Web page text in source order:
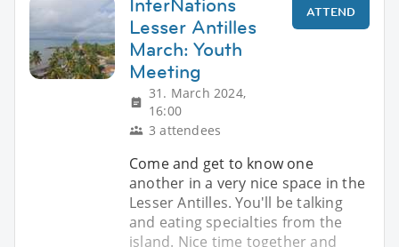
Lesser Antilles
March: Youth
Meeting
31. March 2024,
16:00
3 attendees
ATTEND
Come and get to know one
another in a very nice space in the
Lesser Antilles. You'll be talking
and eating specialties from the
island. Nice time together and